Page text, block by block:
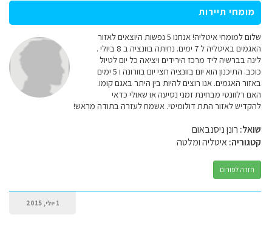
מומחי תיירות
שלום למומחי איטליה! אנחנו 5 נפשות היוצאים לאזור
האגמים באיטליה ל 7 ימים. נחיתה בוונציה ב 8 ביולי .
לינה בברשיה ליד מרכז הירידים ויציאה כל יום לטיול
כוכב. התיכנון הוא יום בוונציה חצי יום בוורונה ו 5 ימים
באזור האגמים. אנו רוצים להיות בין היתר באגם קומו.
האם רלוונטי מבחינת זמני נסיעה או שאולי כדאי
להקדיש לאזור התת דולומיטי. אשמח לעזרה בתודה מראש!
שואל: רונן ניסנבאום
קטגוריה:איטליה ומלטה
חזרה לפורום
1 יולי, 2015